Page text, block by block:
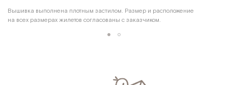
Вышивка выполнена плотным застилом. Размер и расположение
на всех размерах жилетов согласованы с заказчиком.